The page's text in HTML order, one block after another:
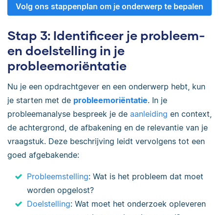
Volg ons stappenplan om je onderwerp te bepalen
Stap 3: Identificeer je probleem-
en doelstelling in je
probleemoriëntatie
Nu je een opdrachtgever en een onderwerp hebt, kun
je starten met de probleemoriëntatie. In je
probleemanalyse bespreek je de aanleiding en context,
de achtergrond, de afbakening en de relevantie van je
vraagstuk. Deze beschrijving leidt vervolgens tot een
goed afgebakende:
Probleemstelling: Wat is het probleem dat moet
worden opgelost?
Doelstelling: Wat moet het onderzoek opleveren